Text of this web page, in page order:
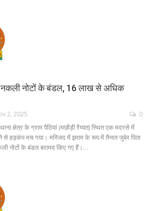
नोटों के बंडल, 16 लाख से अधिक
2, 2025 0
क्षेत्र के ग्राम पैठियां (मछौड़ी रैय्यत) स्थित एक मदरसे में
से हड़कंप मच गया। मस्जिद में इमाम के रूप में तैनात जुबेर पिता
नोटों के बंडल बरामद किए गए हैं।…